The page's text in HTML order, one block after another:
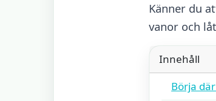
Känner du
vanor och
Innehåll
Börja